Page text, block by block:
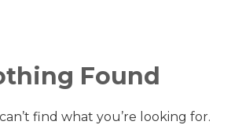
Found
find what you’re looking for.